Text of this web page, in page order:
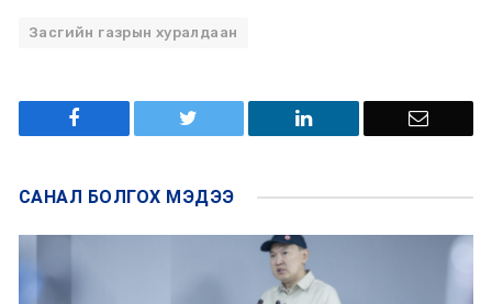
Засгийн газрын хуралдаан
САНАЛ БОЛГОХ МЭДЭЭ